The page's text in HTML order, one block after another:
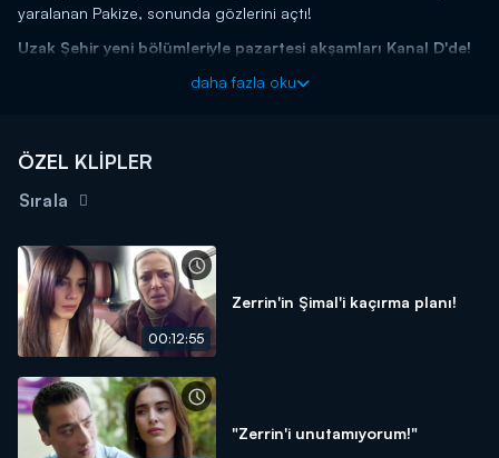
yaralanan Pakize, sonunda gözlerini açtı!
Uzak Şehir yeni bölümleriyle pazartesi akşamları Kanal D'de!
daha fazla oku
ÖZEL KLİPLER
Sırala
00:12:55
Zerrin'in Şimal'i kaçırma planı!
"Zerrin'i unutamıyorum!"